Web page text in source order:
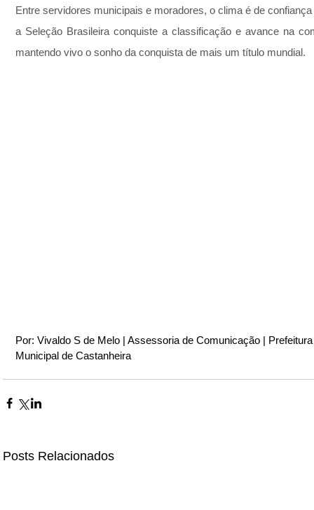
Entre servidores municipais e moradores, o clima é de confiança
a Seleção Brasileira conquiste a classificação e avance na
mantendo vivo o sonho da conquista de mais um título mundial.
Por: Vivaldo S de Melo | Assessoria de Comunicação |
Municipal de Castanheira
Posts Relacionados